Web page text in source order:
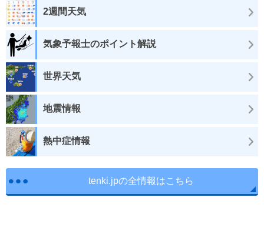
2週間天気
気象予報士のポイント解説
世界天気
地震情報
熱中症情報
tenki.jpの全情報はこちら